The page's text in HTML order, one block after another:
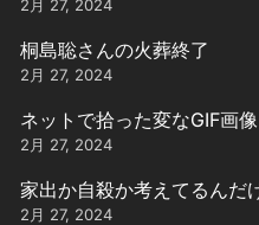
2月 27, 2024
桐島聡さんの火葬終了
2月 27, 2024
ネットで拾った変なGIF画
2月 27, 2024
家出か自殺か考えてるんだ
2月 27, 2024